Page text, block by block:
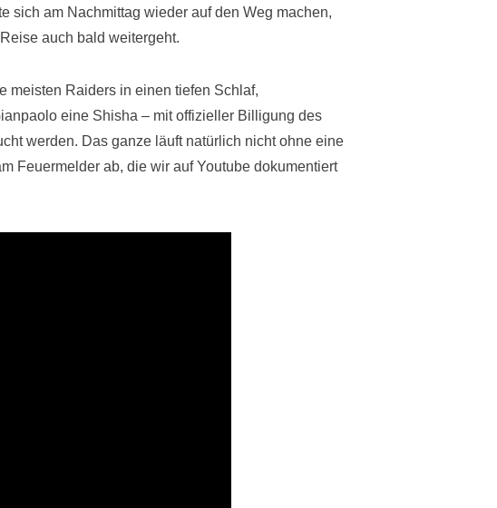
sich am Nachmittag wieder auf den Weg machen,
auch bald weitergeht.
meisten Raiders in einen tiefen Schlaf,
eine Shisha – mit offizieller Billigung des
werden. Das ganze läuft natürlich nicht ohne eine
Feuermelder ab, die wir auf Youtube dokumentiert